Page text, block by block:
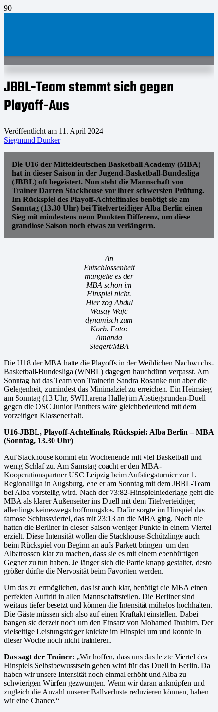
JBBL-Team stemmt sich gegen
Playoff-Aus
Veröffentlicht am 11. April 2024
Siegmund Dunker
Die U16 der Mitteldeutschen Basketball Academy (MBA)
hat in dieser Saison in der Jugend-Basketball-Bundesliga
(JBBL) oft begeistert. Nun steht die Mannschaft von
Trainer Darren Stackhouse vor ihrer schwersten Prüfung.
Im Rückspiel des Playoff-Achtelfinales benötigt sie am
Sonntag (13.30 Uhr) bei Titelverteidiger Alba Berlin einen
Sieg mit mindestens neun Punkten Differenz, um diese
grandiose Saison noch etwas zu verlängern.
An
Entschlossenheit
mangelte es der
MBA schon im
Hinspiel nicht.
Hier zog Abdul
Wasay Wafa
dynamisch zum
Korb. Foto:
Amanda
Siegert/MBA
Die U18 der MBA hatte die Playoffs in der Weiblichen Nachwuchs-
Basketball-Bundesliga (WNBL) dagegen hauchdünn verpasst. Am
Sonntag hat das Team von Trainerin Sandra Rosanke nun aber die
Gelegenheit, zumindest das Minimalziel zu erreichen. Ein Heimsieg
am Sonntag (13 Uhr, SWH.arena Halle) im Abstiegsrunden-Duell
gegen die OSC Junior Panthers wäre gleichbedeutend mit dem
vorzeitigen Klassenerhalt.
U16-JBBL, Playoff-Achtelfinale, Rückspiel: Alba Berlin – MBA
(Sonntag, 13.30 Uhr)
Auf Stackhouse kommt ein Wochenende mit viel Basketball und
wenig Schlaf zu. Am Samstag coacht er den MBA-
Kooperationspartner USC Leipzig beim Aufstiegsturnier zur 1.
Regionalliga in Augsburg, ehe er am Sonntag mit dem JBBL-Team
bei Alba vorstellig wird. Nach der 73:82-Hinspielniederlage geht die
MBA als klarer Außenseiter ins Duell mit dem Titelverteidiger,
allerdings keineswegs hoffnungslos. Dafür sorgte im Hinspiel das
famose Schlussviertel, das mit 23:13 an die MBA ging. Noch nie
hatten die Berliner in dieser Saison weniger Punkte in einem Viertel
erzielt. Diese Intensität wollen die Stackhouse-Schützlinge auch
beim Rückspiel von Beginn an aufs Parkett bringen, um den
Albatrossen klar zu machen, dass sie es mit einem ebenbürtigen
Gegner zu tun haben. Je länger sich die Partie knapp gestaltet, desto
größer dürfte die Nervosität beim Favoriten werden.
Um das zu ermöglichen, das ist auch klar, benötigt die MBA einen
perfekten Auftritt in allen Mannschaftsteilen. Die Berliner sind
weitaus tiefer besetzt und können die Intensität mühelos hochhalten.
Die Gäste müssen sich also auf einen Kraftakt einstellen. Dabei
bangen sie derzeit noch um den Einsatz von Mohamed Ibrahim. Der
vielseitige Leistungsträger knickte im Hinspiel um und konnte in
dieser Woche noch nicht trainieren.
Das sagt der Trainer: „Wir hoffen, dass uns das letzte Viertel des
Hinspiels Selbstbewusstsein geben wird für das Duell in Berlin. Da
haben wir unsere Intensität noch einmal erhöht und Alba zu
schwierigen Würfen gezwungen. Wenn wir daran anknüpfen und
zugleich die Anzahl unserer Ballverluste reduzieren können, haben
wir eine Chance.“